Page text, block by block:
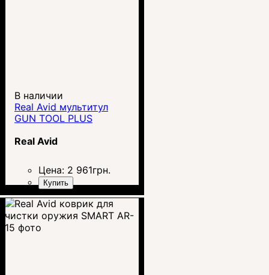
В наличии
Real Avid мультитул
GUN TOOL PLUS
Real Avid
Цена: 2 961грн.
Купить